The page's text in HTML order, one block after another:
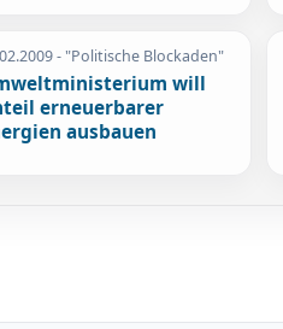
- "Politische Blockaden"
will
erneuerbarer
ausbauen